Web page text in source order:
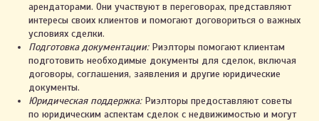
арендаторами. Они участвуют в переговорах, представляют
интересы своих клиентов и помогают договориться о важных
условиях сделки.
Подготовка документации: Риэлторы помогают клиентам
подготовить необходимые документы для сделок, включая
договоры, соглашения, заявления и другие юридические
документы.
Юридическая поддержка:Риэлторы предоставляют советы
по юридическим аспектам сделок с недвижимостью и могут